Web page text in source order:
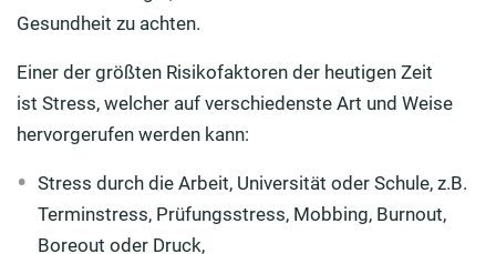
Gesundheit zu achten.
Einer der größten Risikofaktoren der heutigen Zeit
ist Stress, welcher auf verschiedenste Art und Weise
hervorgerufen werden kann:
Stress durch die Arbeit, Universität oder Schule, z.B.
Terminstress, Prüfungsstress, Mobbing, Burnout,
Boreout oder Druck,